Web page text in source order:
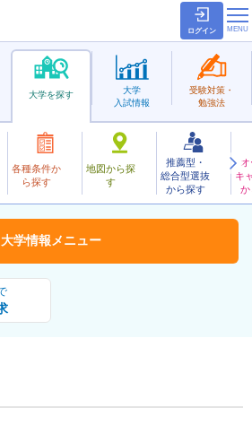
ログイン
大学を探す
各種条件か
ら探す
地図から探
す
推薦型・
総合型選抜
から探す
キ
か
大学
入試情報
受験対策・
勉強法
大学 お気に入り
大学情報 メニュー